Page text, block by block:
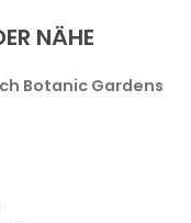
NÄHE
Botanic Gardens